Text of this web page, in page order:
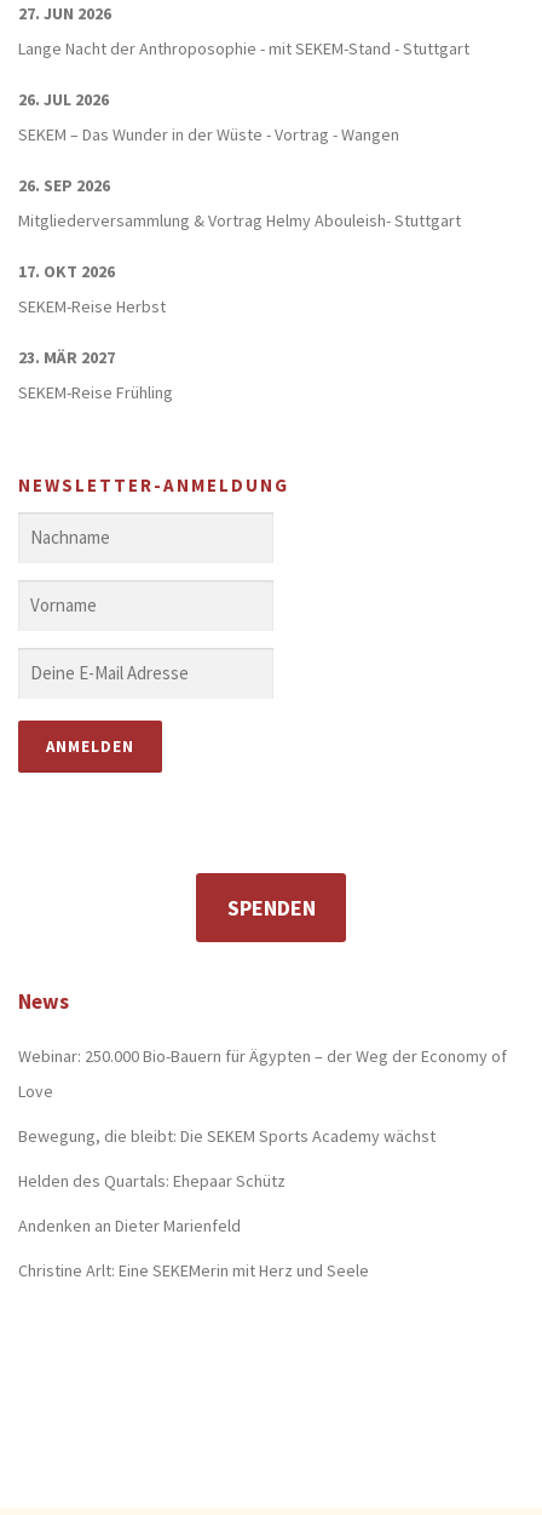
27. JUN 2026
Lange Nacht der Anthroposophie - mit SEKEM-Stand - Stuttgart
26. JUL 2026
SEKEM – Das Wunder in der Wüste - Vortrag - Wangen
26. SEP 2026
Mitgliederversammlung & Vortrag Helmy Abouleish- Stuttgart
17. OKT 2026
SEKEM-Reise Herbst
23. MÄR 2027
SEKEM-Reise Frühling
NEWSLETTER-ANMELDUNG
SPENDEN
News
Webinar: 250.000 Bio-Bauern für Ägypten – der Weg der Economy of
Love
Bewegung, die bleibt: Die SEKEM Sports Academy wächst
Helden des Quartals: Ehepaar Schütz
Andenken an Dieter Marienfeld
Christine Arlt: Eine SEKEMerin mit Herz und Seele